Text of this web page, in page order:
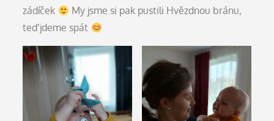
zádíček
My jsme si pak pustili Hvězdnou bránu,
teď jdeme spát